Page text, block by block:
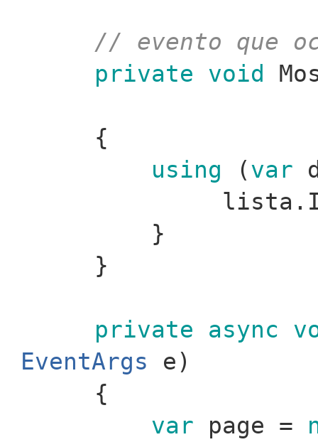
// evento que
private
void
{
using (var
}
}
private async
EventArgs e)
{
var page =